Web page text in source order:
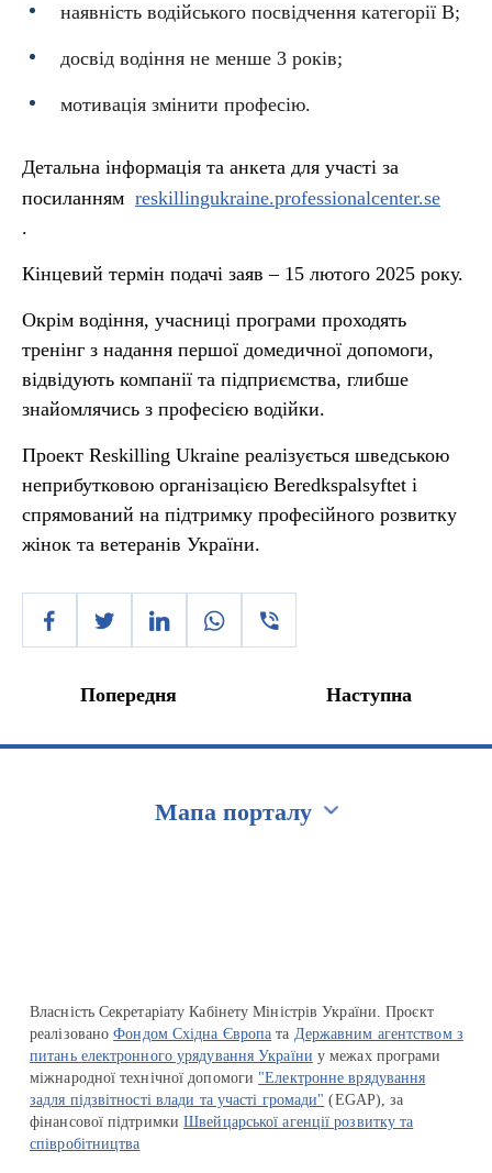
наявність водійського посвідчення категорії B;
досвід водіння не менше 3 років;
мотивація змінити професію.
Детальна інформація та анкета для участі за
посиланням reskillingukraine.professionalcenter.se
.
Кінцевий термін подачі заяв – 15 лютого 2025 року.
Окрім водіння, учасниці програми проходять
тренінг з надання першої домедичної допомоги,
відвідують компанії та підприємства, глибше
знайомлячись з професією водійки.
Проект Reskilling Ukraine реалізується шведською
неприбутковою організацією Beredkspalsyftet і
спрямований на підтримку професійного розвитку
жінок та ветеранів України.
Попередня Наступна
Мапа порталу
Власність Секретаріату Кабінету Міністрів України. Проєкт
реалізованоФондом Східна Європа та Державним агентством з
питань електронного урядування України у межах програми
міжнародної технічної допомоги "Електронне врядування
задля підзвітності влади та участі громади" (EGAP), за
фінансової підтримкиШвейцарської агенції розвитку та
співробітництва